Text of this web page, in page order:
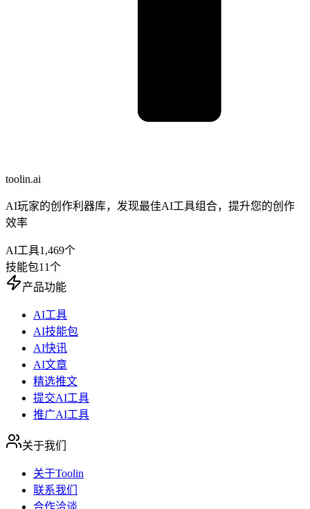
toolin.ai
AI玩家的创作利器库，发现最佳AI工具组合，提升您的创作
效率
AI工具1,469个
技能包11个
产品功能
AI工具
AI技能包
AI快讯
AI文章
精选推文
提交AI工具
推广AI工具
关于我们
关于Toolin
联系我们